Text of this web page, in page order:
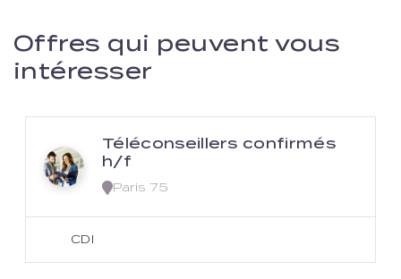
Offres qui peuvent vous
intéresser
Téléconseillers confirmés
h/f
Paris 75
CDI